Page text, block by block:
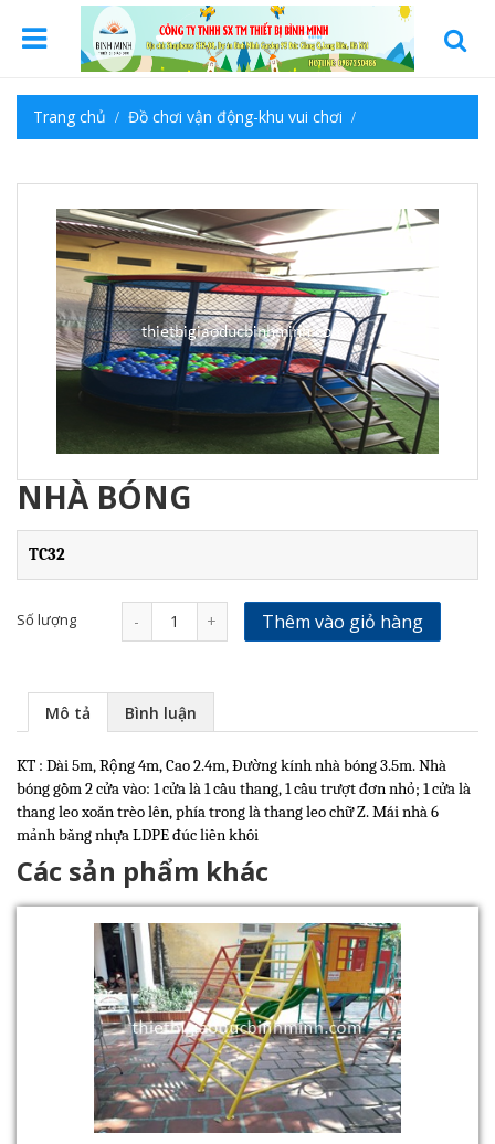
Trang chủ Đồ chơi vận động-khu vui chơi
NHÀ BÓNG
TC32
Số lượng - + Thêm vào giỏ hàng
Mô tả Bình luận
KT : Dài 5m, Rộng 4m, Cao 2.4m, Đường kính nhà bóng 3.5m. Nhà
bóng gồm 2 cửa vào: 1 cửa là 1 cầu thang, 1 cầu trượt đơn nhỏ; 1 cửa là
thang leo xoắn trèo lên, phía trong là thang leo chữ Z. Mái nhà 6
mảnh bằng nhựa LDPE đúc liền khối
Các sản phẩm khác